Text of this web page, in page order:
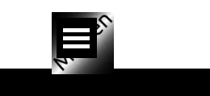
Sauter le menu